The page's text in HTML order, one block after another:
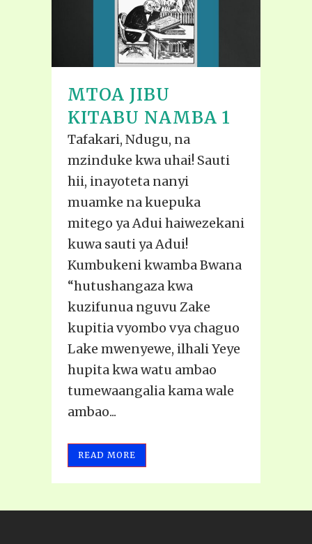
MTOA JIBU
KITABU NAMBA 1
Tafakari, Ndugu, na
mzinduke kwa uhai! Sauti
hii, inayoteta nanyi
muamke na kuepuka
mitego ya Adui haiwezekani
kuwa sauti ya Adui!
Kumbukeni kwamba Bwana
“hutushangaza kwa
kuzifunua nguvu Zake
kupitia vyombo vya chaguo
Lake mwenyewe, ilhali Yeye
hupita kwa watu ambao
tumewaangalia kama wale
ambao...
READ MORE